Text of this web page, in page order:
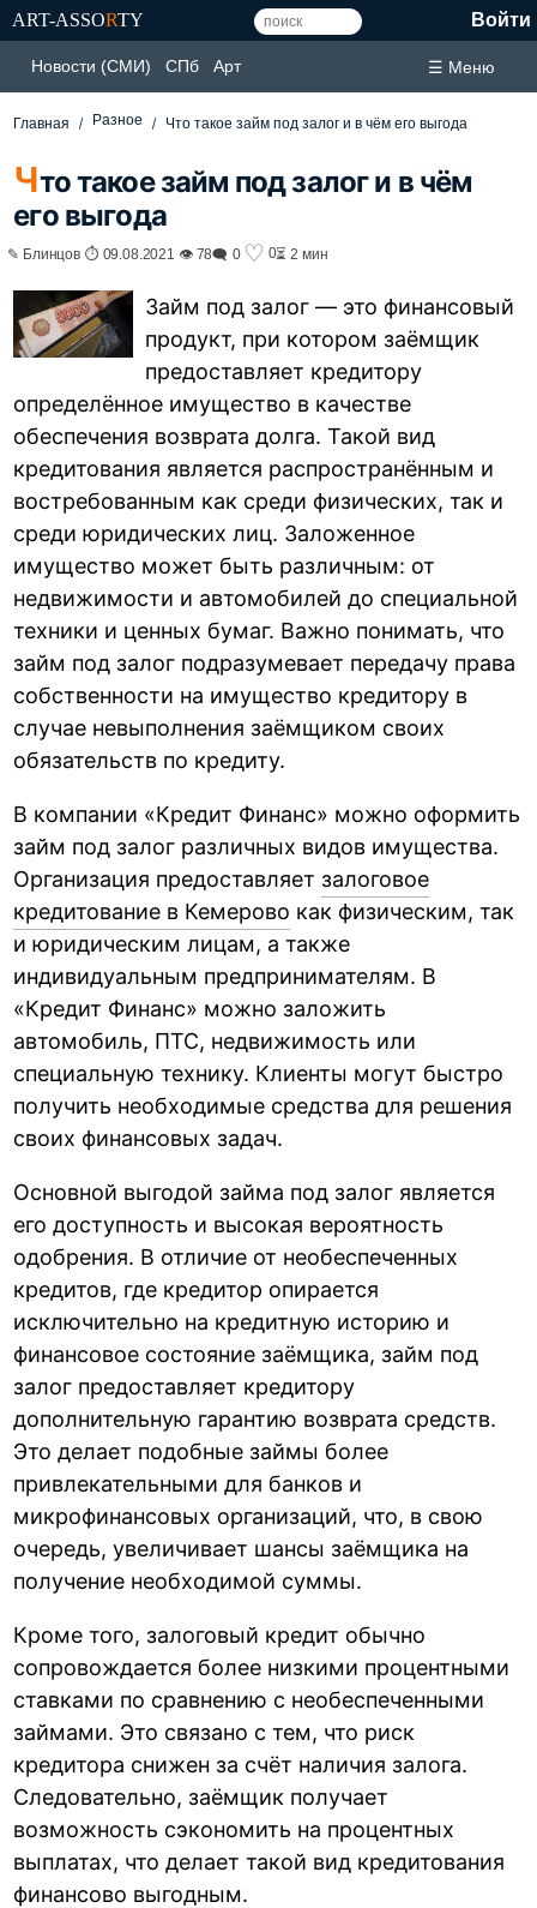
ART-ASSORTY Войти
Новости (СМИ) СПб Арт ☰ Меню
Главная Разное Что такое займ под залог и в чём его выгода
Что такое займ под залог и в чём
его выгода
✎ Блинцов ⏱ 09.08.2021 👁 78🗨 0 ♡ 0⏳ 2 мин
Займ под залог — это финансовый
продукт, при котором заёмщик
предоставляет кредитору
определённое имущество в качестве
обеспечения возврата долга. Такой вид
кредитования является распространённым и
востребованным как среди физических, так и
среди юридических лиц. Заложенное
имущество может быть различным: от
недвижимости и автомобилей до специальной
техники и ценных бумаг. Важно понимать, что
займ под залог подразумевает передачу права
собственности на имущество кредитору в
случае невыполнения заёмщиком своих
обязательств по кредиту.
В компании «Кредит Финанс» можно оформить
займ под залог различных видов имущества.
Организация предоставляет залоговое
кредитование в Кемерово как физическим, так
и юридическим лицам, а также
индивидуальным предпринимателям. В
«Кредит Финанс» можно заложить
автомобиль, ПТС, недвижимость или
специальную технику. Клиенты могут быстро
получить необходимые средства для решения
своих финансовых задач.
Основной выгодой займа под залог является
его доступность и высокая вероятность
одобрения. В отличие от необеспеченных
кредитов, где кредитор опирается
исключительно на кредитную историю и
финансовое состояние заёмщика, займ под
залог предоставляет кредитору
дополнительную гарантию возврата средств.
Это делает подобные займы более
привлекательными для банков и
микрофинансовых организаций, что, в свою
очередь, увеличивает шансы заёмщика на
получение необходимой суммы.
Кроме того, залоговый кредит обычно
сопровождается более низкими процентными
ставками по сравнению с необеспеченными
займами. Это связано с тем, что риск
кредитора снижен за счёт наличия залога.
Следовательно, заёмщик получает
возможность сэкономить на процентных
выплатах, что делает такой вид кредитования
финансово выгодным.